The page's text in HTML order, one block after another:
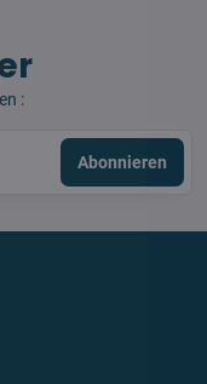
:
Abonnieren